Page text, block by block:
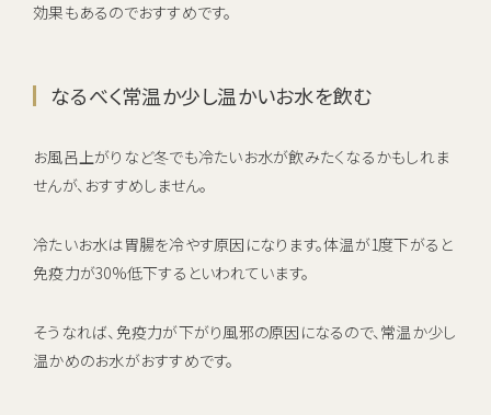
効果もあるのでおすすめです。
なるべく常温か少し温かいお水を飲む
お風呂上がりなど冬でも冷たいお水が飲みたくなるかもしれま
せんが、おすすめしません。
冷たいお水は胃腸を冷やす原因になります。体温が1度下がると
免疫力が30%低下するといわれています。
そうなれば、免疫力が下がり風邪の原因になるので、常温か少し
温かめのお水がおすすめです。